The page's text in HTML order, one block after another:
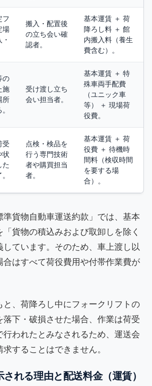
フ
場
搬入・配置後
の立ち会い確
認者。
基本運賃 ＋ 荷
降ろし料 ＋ 館
内搬入料（養生
費含む）。
の
施
所
受け渡し立ち
会い担当者。
基本運賃 ＋ 特
殊車両手配費
（ユニック車
等） ＋ 現場荷
役費。
受
状
た
点検・検品を
行う専門技術
者や購買担当
者。
基本運賃 ＋ 荷
役費 ＋ 待機時
間料（検収時間
を要する場
合）。
準貨物自動車運送約款」では、基本
貨物の積込みおよび取卸しを除く
しています。そのため、車上渡し以
合はすべて荷役費用や付帯作業費が
と、荷降ろし中にフォークリフトの
落下・破損させた場合、作業は荷受
行われたとみなされるため、運送会
することはできません。
れる理由と配送料金（運賃）